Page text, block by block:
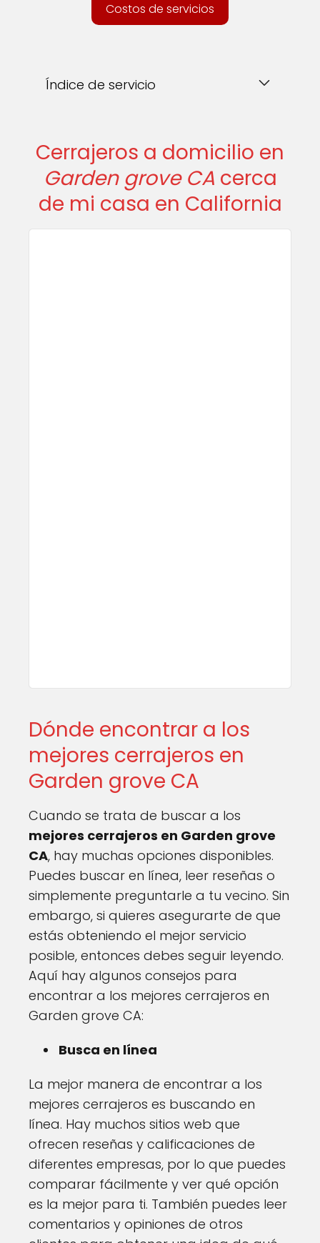
Costos de servicios
Índice de servicio
Cerrajeros a domicilio en
Garden grove CA cerca
de mi casa en California
Dónde encontrar a los
mejores cerrajeros en
Garden grove CA
Cuando se trata de buscar a los
mejores cerrajeros en Garden grove
CA, hay muchas opciones disponibles.
Puedes buscar en línea, leer reseñas o
simplemente preguntarle a tu vecino. Sin
embargo, si quieres asegurarte de que
estás obteniendo el mejor servicio
posible, entonces debes seguir leyendo.
Aquí hay algunos consejos para
encontrar a los mejores cerrajeros en
Garden grove CA:
Busca en línea
La mejor manera de encontrar a los
mejores cerrajeros es buscando en
línea. Hay muchos sitios web que
ofrecen reseñas y calificaciones de
diferentes empresas, por lo que puedes
comparar fácilmente y ver qué opción
es la mejor para ti. También puedes leer
comentarios y opiniones de otros